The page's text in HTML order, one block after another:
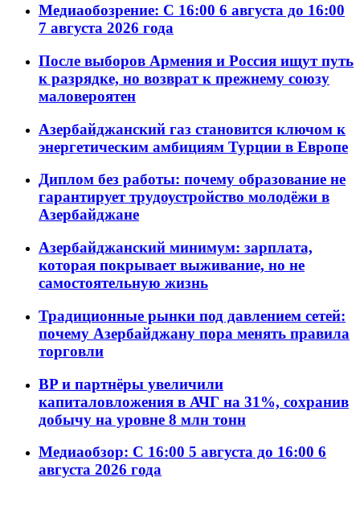
Медиаобозрение: С 16:00 6 августа до 16:00
7 августа 2026 года
После выборов Армения и Россия ищут путь
к разрядке, но возврат к прежнему союзу
маловероятен
Азербайджанский газ становится ключом к
энергетическим амбициям Турции в Европе
Диплом без работы: почему образование не
гарантирует трудоустройство молодёжи в
Азербайджане
Азербайджанский минимум: зарплата,
которая покрывает выживание, но не
самостоятельную жизнь
Традиционные рынки под давлением сетей:
почему Азербайджану пора менять правила
торговли
BP и партнёры увеличили
капиталовложения в АЧГ на 31%, сохранив
добычу на уровне 8 млн тонн
Медиаобзор: С 16:00 5 августа до 16:00 6
августа 2026 года